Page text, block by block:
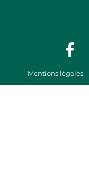
Mentions légales